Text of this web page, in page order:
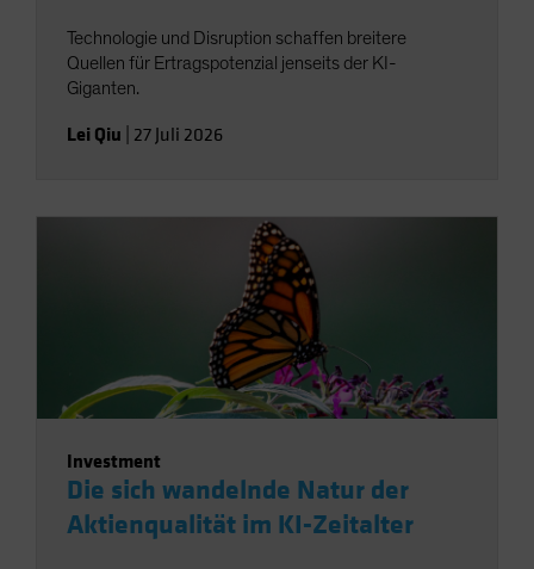
Technologie und Disruption schaffen breitere
Quellen für Ertragspotenzial jenseits der KI-
Giganten.
Lei Qiu 27 Juli 2026
Investment
Die sich wandelnde Natur der
Aktienqualität im KI-Zeitalter